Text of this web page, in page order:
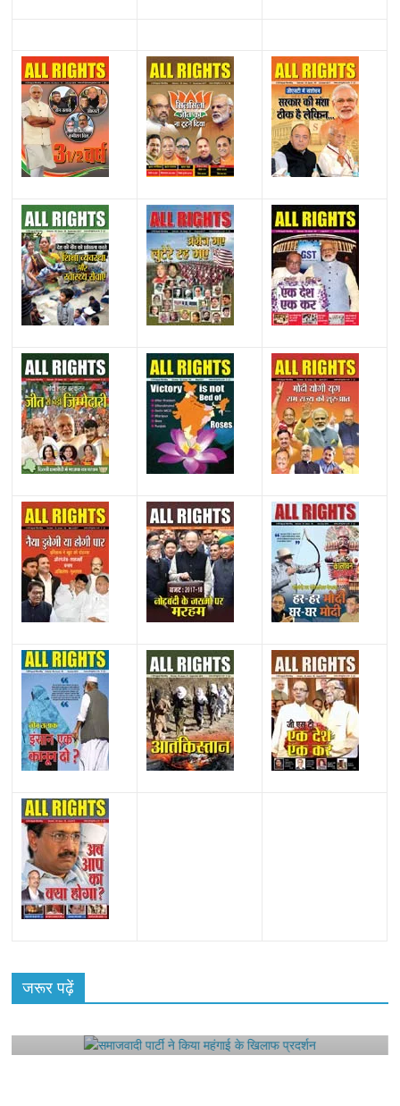
जरूर पढ़ें
राजनीतिक
समाजवादी पार्टी ने किया महंगाई के खिलाफ प्रदर्शन